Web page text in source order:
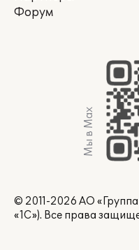
Форум
Мы в Max
© 2011-2026 АО
«1С»). Все права